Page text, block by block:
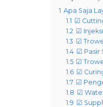
1 Apa Saja
1.1 ☑
1.2 ☑
1.3 ☑
1.4 ☑ Pasir
1.5 ☑
1.6 ☑
1.7 ☑
1.8 ☑
1.9 ☑